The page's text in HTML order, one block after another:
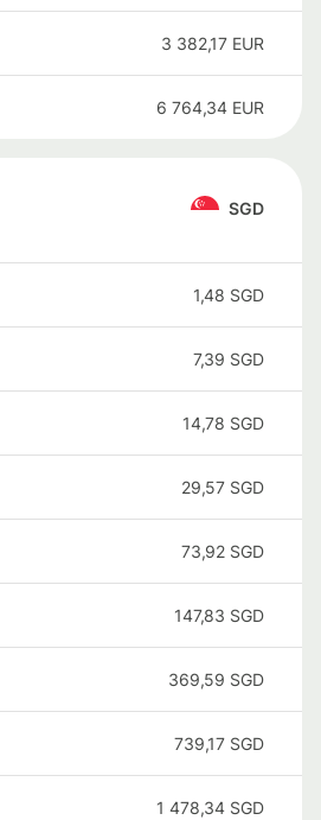
3 382,17 EUR
6 764,34 EUR
SGD
1,48 SGD
7,39 SGD
14,78 SGD
29,57 SGD
73,92 SGD
147,83 SGD
369,59 SGD
739,17 SGD
1 478,34 SGD